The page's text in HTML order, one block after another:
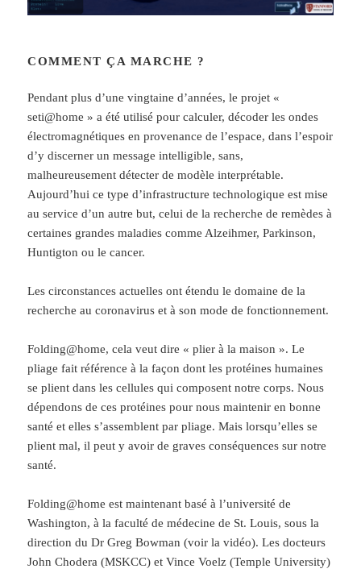
COMMENT ÇA MARCHE ?
Pendant plus d’une vingtaine d’années, le projet «
seti@home » a été utilisé pour calculer, décoder les ondes
électromagnétiques en provenance de l’espace, dans l’espoir
d’y discerner un message intelligible, sans,
malheureusement détecter de modèle interprétable.
Aujourd’hui ce type d’infrastructure technologique est mise
au service d’un autre but, celui de la recherche de remèdes à
certaines grandes maladies comme Alzeihmer, Parkinson,
Huntigton ou le cancer.
Les circonstances actuelles ont étendu le domaine de la
recherche au coronavirus et à son mode de fonctionnement.
Folding@home, cela veut dire « plier à la maison ». Le
pliage fait référence à la façon dont les protéines humaines
se plient dans les cellules qui composent notre corps. Nous
dépendons de ces protéines pour nous maintenir en bonne
santé et elles s’assemblent par pliage. Mais lorsqu’elles se
plient mal, il peut y avoir de graves conséquences sur notre
santé.
Folding@home est maintenant basé à l’université de
Washington, à la faculté de médecine de St. Louis, sous la
direction du Dr Greg Bowman (voir la vidéo). Les docteurs
John Chodera (MSKCC) et Vince Voelz (Temple University)